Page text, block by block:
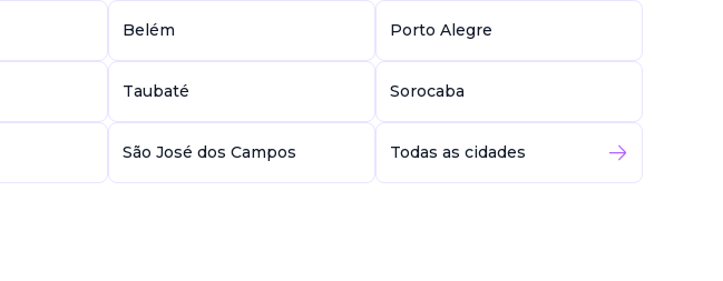
Belém Porto Alegre
Taubaté Sorocaba
São José dos Campos Todas as cidades